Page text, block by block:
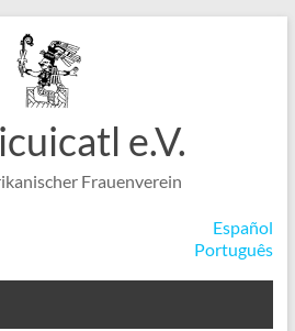
e.V.
Frauenverein
Español
Português